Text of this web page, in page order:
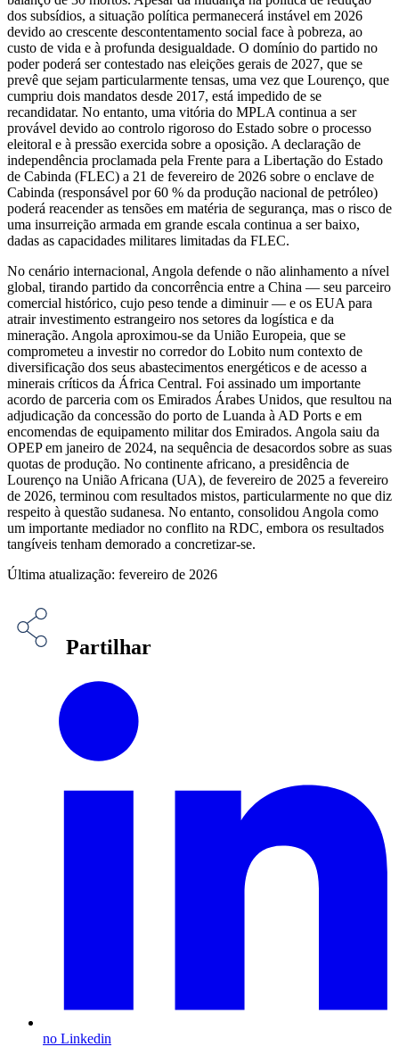
dos subsídios, a situação política permanecerá instável em 2026
devido ao crescente descontentamento social face à pobreza, ao
custo de vida e à profunda desigualdade. O domínio do partido no
poder poderá ser contestado nas eleições gerais de 2027, que se
prevê que sejam particularmente tensas, uma vez que Lourenço, que
cumpriu dois mandatos desde 2017, está impedido de se
recandidatar. No entanto, uma vitória do MPLA continua a ser
provável devido ao controlo rigoroso do Estado sobre o processo
eleitoral e à pressão exercida sobre a oposição. A declaração de
independência proclamada pela Frente para a Libertação do Estado
de Cabinda (FLEC) a 21 de fevereiro de 2026 sobre o enclave de
Cabinda (responsável por 60 % da produção nacional de petróleo)
poderá reacender as tensões em matéria de segurança, mas o risco de
uma insurreição armada em grande escala continua a ser baixo,
dadas as capacidades militares limitadas da FLEC.
No cenário internacional, Angola defende o não alinhamento a nível
global, tirando partido da concorrência entre a China — seu parceiro
comercial histórico, cujo peso tende a diminuir — e os EUA para
atrair investimento estrangeiro nos setores da logística e da
mineração. Angola aproximou-se da União Europeia, que se
comprometeu a investir no corredor do Lobito num contexto de
diversificação dos seus abastecimentos energéticos e de acesso a
minerais críticos da África Central. Foi assinado um importante
acordo de parceria com os Emirados Árabes Unidos, que resultou na
adjudicação da concessão do porto de Luanda à AD Ports e em
encomendas de equipamento militar dos Emirados. Angola saiu da
OPEP em janeiro de 2024, na sequência de desacordos sobre as suas
quotas de produção. No continente africano, a presidência de
Lourenço na União Africana (UA), de fevereiro de 2025 a fevereiro
de 2026, terminou com resultados mistos, particularmente no que diz
respeito à questão sudanesa. No entanto, consolidou Angola como
um importante mediador no conflito na RDC, embora os resultados
tangíveis tenham demorado a concretizar-se.
Última atualização: fevereiro de 2026
Partilhar
no Linkedin